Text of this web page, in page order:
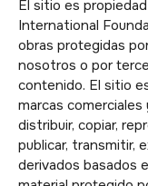
El sitio es
International
obras protegidas
nosotros o por
contenido. El sitio
marcas
distribuir, copiar,
publicar, transmitir,
derivados basados